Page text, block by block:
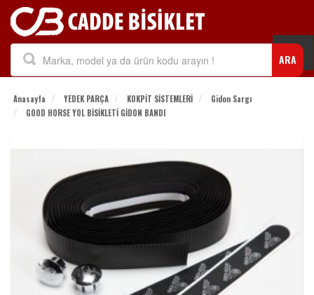
ARA
Anasayfa YEDEK PARÇA KOKPİT SİSTEMLERİ
Gidon Sargı
GOOD HORSE YOL BİSİKLETİ GİDON BANDI